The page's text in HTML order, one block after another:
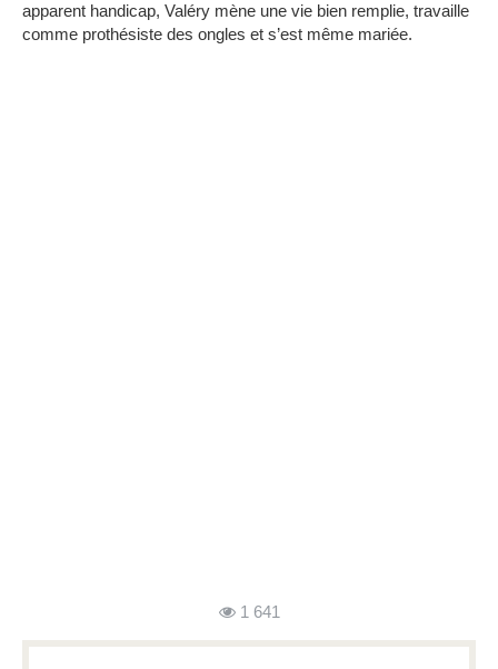
apparent handicap, Valéry mène une vie bien remplie, travaille
comme prothésiste des ongles et s’est même mariée.
1 641